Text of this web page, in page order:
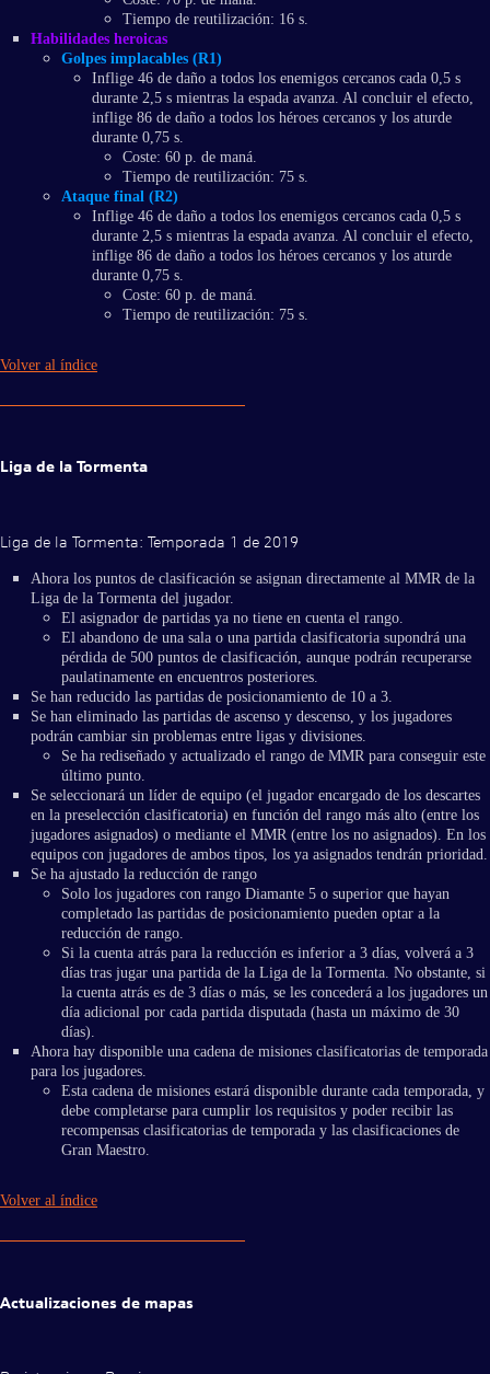
Tiempo de reutilización: 16 s.
Habilidades heroicas
Golpes implacables (R1)
Inflige 46 de daño a todos los enemigos cercanos cada 0,5 s
durante 2,5 s mientras la espada avanza. Al concluir el efecto,
inflige 86 de daño a todos los héroes cercanos y los aturde
durante 0,75 s.
Coste: 60 p. de maná.
Tiempo de reutilización: 75 s.
Ataque final (R2)
Inflige 46 de daño a todos los enemigos cercanos cada 0,5 s
durante 2,5 s mientras la espada avanza. Al concluir el efecto,
inflige 86 de daño a todos los héroes cercanos y los aturde
durante 0,75 s.
Coste: 60 p. de maná.
Tiempo de reutilización: 75 s.
Volver al índice
Liga de la Tormenta
Liga de la Tormenta: Temporada 1 de 2019
Ahora los puntos de clasificación se asignan directamente al MMR de la
Liga de la Tormenta del jugador.
El asignador de partidas ya no tiene en cuenta el rango.
El abandono de una sala o una partida clasificatoria supondrá una
pérdida de 500 puntos de clasificación, aunque podrán recuperarse
paulatinamente en encuentros posteriores.
Se han reducido las partidas de posicionamiento de 10 a 3.
Se han eliminado las partidas de ascenso y descenso, y los jugadores
podrán cambiar sin problemas entre ligas y divisiones.
Se ha rediseñado y actualizado el rango de MMR para conseguir este
último punto.
Se seleccionará un líder de equipo (el jugador encargado de los descartes
en la preselección clasificatoria) en función del rango más alto (entre los
jugadores asignados) o mediante el MMR (entre los no asignados). En los
equipos con jugadores de ambos tipos, los ya asignados tendrán prioridad.
Se ha ajustado la reducción de rango
Solo los jugadores con rango Diamante 5 o superior que hayan
completado las partidas de posicionamiento pueden optar a la
reducción de rango.
Si la cuenta atrás para la reducción es inferior a 3 días, volverá a 3
días tras jugar una partida de la Liga de la Tormenta. No obstante, si
la cuenta atrás es de 3 días o más, se les concederá a los jugadores un
día adicional por cada partida disputada (hasta un máximo de 30
días).
Ahora hay disponible una cadena de misiones clasificatorias de temporada
para los jugadores.
Esta cadena de misiones estará disponible durante cada temporada, y
debe completarse para cumplir los requisitos y poder recibir las
recompensas clasificatorias de temporada y las clasificaciones de
Gran Maestro.
Volver al índice
Actualizaciones de mapas